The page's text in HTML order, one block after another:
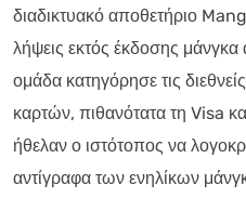
διαδικτυακό αποθετήριο
λήψεις εκτός έκδοσης μάνγκα
ομάδα κατηγόρησε τις
καρτών, πιθανότατα τη Visa
ήθελαν ο ιστότοπος να
αντίγραφα των ενηλίκων